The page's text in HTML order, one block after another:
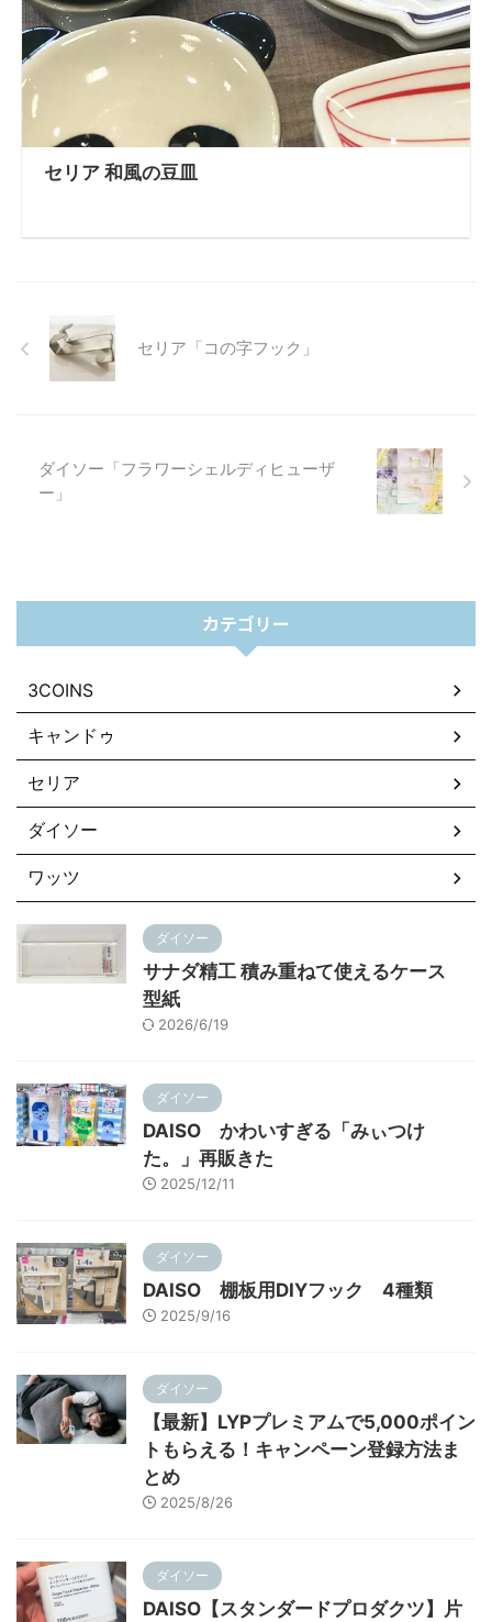
セリア 和風の豆皿
セリア「コの字フック」
ダイソー「フラワーシェルディヒューザ
ー」
カテゴリー
3COINS
キャンドゥ
セリア
ダイソー
ワッツ
ダイソー
サナダ精工 積み重ねて使えるケース
型紙
2026/6/19
ダイソー
DAISO かわいすぎる「みぃつけ
た。」再販きた
2025/12/11
ダイソー
DAISO 棚板用DIYフック 4種類
2025/9/16
ダイソー
【最新】LYPプレミアムで5,000ポイン
トもらえる！キャンペーン登録方法ま
とめ
2025/8/26
ダイソー
DAISO【スタンダードプロダクツ】片